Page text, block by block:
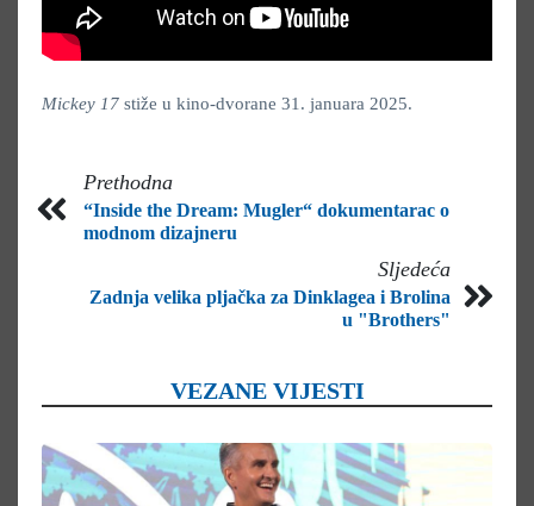
Mickey 17 stiže u kino-dvorane 31. januara 2025.
Prethodna
“Inside the Dream: Mugler“ dokumentarac o
modnom dizajneru
Sljedeća
Zadnja velika pljačka za Dinklagea i Brolina
u "Brothers"
VEZANE VIJESTI